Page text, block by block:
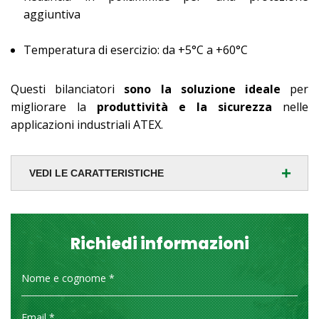
aggiuntiva
Temperatura di esercizio: da +5°C a +60°C
Questi bilanciatori sono la soluzione ideale per
migliorare la produttività e la sicurezza nelle
applicazioni industriali ATEX.
+
VEDI LE CARATTERISTICHE
Richiedi informazioni